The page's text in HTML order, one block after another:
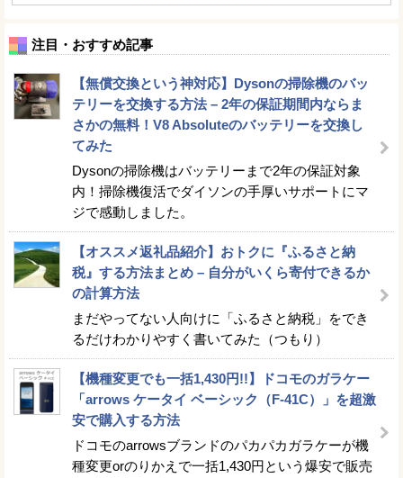
注目・おすすめ記事
【無償交換という神対応】Dysonの掃除機のバッ
テリーを交換する方法 – 2年の保証期間内ならま
さかの無料！V8 Absoluteのバッテリーを交換し
てみた
Dysonの掃除機はバッテリーまで2年の保証対象
内！掃除機復活でダイソンの手厚いサポートにマ
ジで感動しました。
【オススメ返礼品紹介】おトクに『ふるさと納
税』する方法まとめ – 自分がいくら寄付できるか
の計算方法
まだやってない人向けに「ふるさと納税」をでき
るだけわかりやすく書いてみた（つもり）
【機種変更でも一括1,430円!!】ドコモのガラケー
「arrows ケータイ ベーシック（F-41C）」を超激
安で購入する方法
ドコモのarrowsブランドのパカパカガラケーが機
種変更orのりかえで一括1,430円という爆安で販売